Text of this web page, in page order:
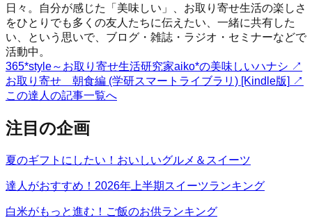
日々。自分が感じた「美味しい」、お取り寄せ生活の楽しさ
をひとりでも多くの友人たちに伝えたい、一緒に共有した
い、という思いで、ブログ・雑誌・ラジオ・セミナーなどで
活動中。
365*style～お取り寄せ生活研究家aiko*の美味しいハナシ ↗
お取り寄せ 朝食編 (学研スマートライブラリ) [Kindle版] ↗
この達人の記事一覧へ
注目の企画
夏のギフトにしたい！おいしいグルメ＆スイーツ
達人がおすすめ！2026年上半期スイーツランキング
白米がもっと進む！ご飯のお供ランキング